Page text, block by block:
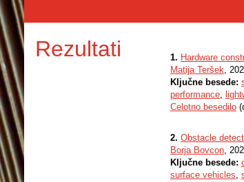
Rezultati
1. Hardware
Matija Teršek,
Ključne besede:
performance,
Celotno besedilo
2. Obstacle
Borja Bovcon,
Ključne besede:
surface vehicles,